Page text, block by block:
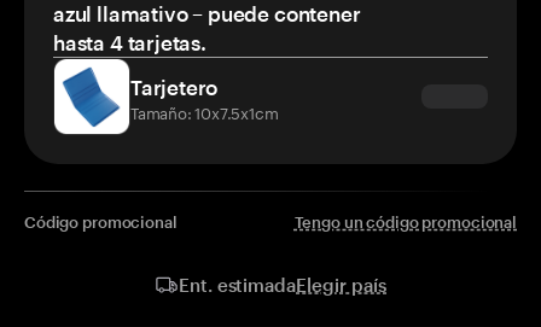
azul llamativo – puede contener
hasta 4 tarjetas.
Tarjetero
Tamaño: 10x7.5x1cm
Código promocional Tengo un código promocional
Ent. estimadaElegir país